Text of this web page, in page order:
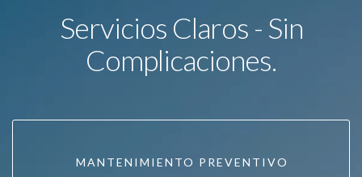
Servicios Claros - Sin
Complicaciones.
MANTENIMIENTO PREVENTIVO